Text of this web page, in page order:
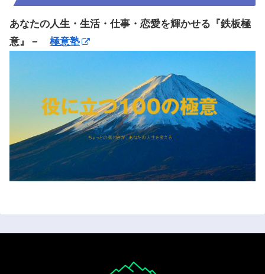
あなたの人生・生活・仕事・恋愛を輝かせる『鉄板極
意』－ 極意塾